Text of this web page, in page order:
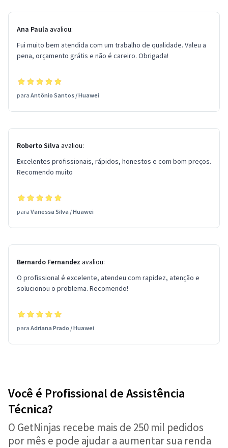
Ana Paula avaliou:
Fui muito bem atendida com um trabalho de qualidade. Valeu a
pena, orçamento grátis e não é careiro. Obrigada!
para Antônio Santos /Huawei
Roberto Silva avaliou:
Excelentes profissionais, rápidos, honestos e com bom preços.
Recomendo muito
para Vanessa Silva /Huawei
Bernardo Fernandez avaliou:
O profissional é excelente, atendeu com rapidez, atenção e
solucionou o problema. Recomendo!
para Adriana Prado /Huawei
Você é Profissional de Assistência
Técnica?
O GetNinjas recebe mais de 250 mil pedidos
por mês e pode ajudar a aumentar sua renda